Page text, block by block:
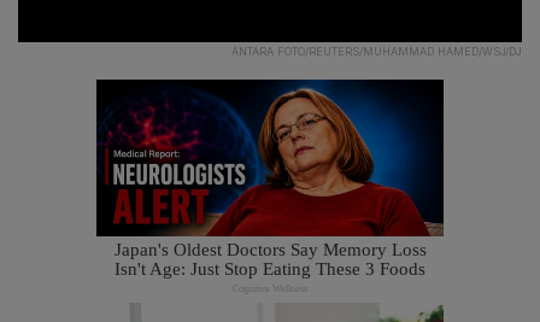
ANTARA FOTO/REUTERS/MUHAMMAD HAMED/WSJ/DJ